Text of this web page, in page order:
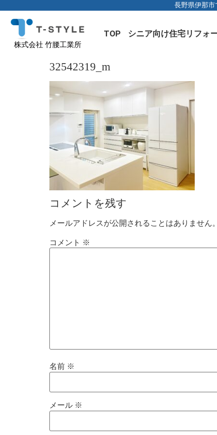
長野県伊那市
株式会社 竹腰工業所
TOP シニア向け住宅リフォ
32542319_m
コメントを残す
メールアドレスが公開されることはありません
コメント ※
名前 ※
メール ※